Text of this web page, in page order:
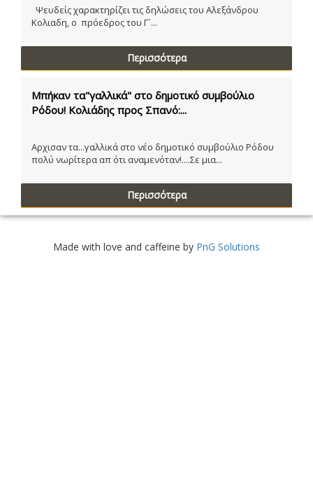
Ψευδείς χαρακτηρίζει τις δηλώσεις του Αλεξάνδρου
Κολιαδη, ο πρόεδρος του Γ´...
Περισσότερα
Μπήκαν τα"γαλλικά" στο δημοτικό συμβούλιο
Ρόδου! Κολιάδης προς Σπανό:...
Αρχισαν τα...γαλλικά στο νέο δημοτικό συμβούλιο Ρόδου
πολύ νωρίτερα απ ότι αναμενόταν!....Σε μια...
Περισσότερα
Made with love and caffeine by PnG Solutions